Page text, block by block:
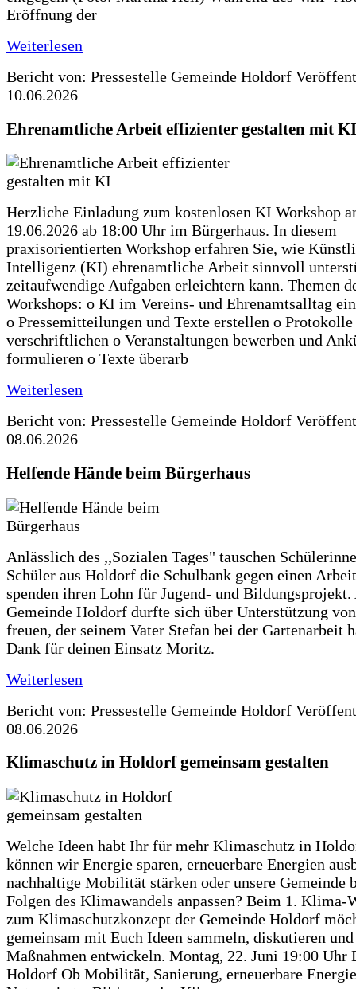
Eröffnung der
Weiterlesen
Bericht von: Pressestelle Gemeinde Holdorf
10.06.2026
Ehrenamtliche Arbeit effizienter gestalten mit KI
Herzliche Einladung zum kostenlosen KI Workshop
19.06.2026 ab 18:00 Uhr im Bürgerhaus. In diesem
praxisorientierten Workshop erfahren Sie, wie
Intelligenz (KI) ehrenamtliche Arbeit sinnvoll
zeitaufwendige Aufgaben erleichtern kann. Themen
Workshops: o KI im Vereins- und Ehrenamtsalltag
o Pressemitteilungen und Texte erstellen o
verschriftlichen o Veranstaltungen bewerben und
formulieren o Texte überarb
Weiterlesen
Bericht von: Pressestelle Gemeinde Holdorf
08.06.2026
Helfende Hände beim Bürgerhaus
Anlässlich des ,,Sozialen Tages" tauschen
Schüler aus Holdorf die Schulbank gegen einen
spenden ihren Lohn für Jugend- und Bildungsprojekt.
Gemeinde Holdorf durfte sich über Unterstützung
freuen, der seinem Vater Stefan bei der Gartenarbeit
Dank für deinen Einsatz Moritz.
Weiterlesen
Bericht von: Pressestelle Gemeinde Holdorf
08.06.2026
Klimaschutz in Holdorf gemeinsam gestalten
Welche Ideen habt Ihr für mehr Klimaschutz in
können wir Energie sparen, erneuerbare Energien
nachhaltige Mobilität stärken oder unsere Gemeinde
Folgen des Klimawandels anpassen? Beim 1. Klima-
zum Klimaschutzkonzept der Gemeinde Holdorf
gemeinsam mit Euch Ideen sammeln, diskutieren
Maßnahmen entwickeln. Montag, 22. Juni 19:00 Uhr
Holdorf Ob Mobilität, Sanierung, erneuerbare